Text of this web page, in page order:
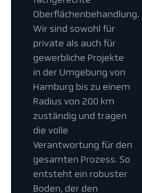
Oberflächenbehandlung.
Wir sind sowohl für
private als auch für
gewerbliche Projekte
in der Umgebung von
Hamburg bis zu einem
Radius von 200 km
zuständig und tragen
die volle
Verantwortung für den
gesamten Prozess. So
entsteht ein robuster
Boden, der den